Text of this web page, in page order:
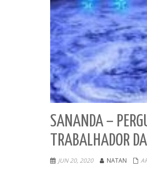
SANANDA –
TRABALHADOR
JUN 20, 2020 NATAN